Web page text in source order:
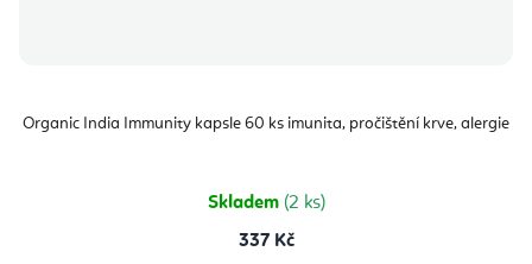
Organic India Immunity kapsle 60 ks imunita, pročištění krve, alergie
Skladem (2 ks)
337 Kč